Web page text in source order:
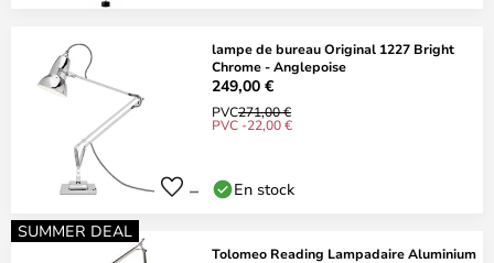
lampe de bureau Original 1227 Bright
Chrome - Anglepoise
249,00 €
PVC271,00 €
PVC -22,00 €
En stock
SUMMER DEAL
Tolomeo Reading Lampadaire Aluminium